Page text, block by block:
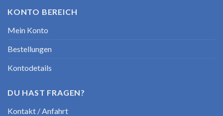
KONTO BEREICH
Mein Konto
Bestellungen
Kontodetails
DU HAST FRAGEN?
Kontakt / Anfahrt